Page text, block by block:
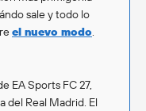
sale y todo lo
el nuevo modo.
EA Sports FC 27,
del Real Madrid. El